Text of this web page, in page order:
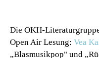
Die OKH-
Open Air Lesung: Vea
„Blasmusikpop" und